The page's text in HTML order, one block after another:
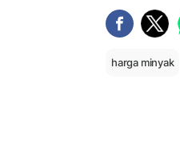
harga minyak